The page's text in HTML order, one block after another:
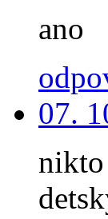
ano
07.
nikto